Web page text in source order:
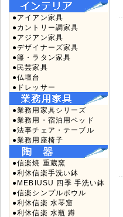
●アイアン家具
●カントリー調家具
●アジアン家具
●デザイナーズ家具
●籐・ラタン家具
●民芸家具
●仏壇台
●ドレッサー
●業務用家具シリーズ
●業務用・宿泊用ベッド
●法事チェア・テーブル
●業務用座椅子
●信楽焼 重蔵窯
●利休信楽手洗い鉢
●MEBIUSU 四季 手洗い鉢
●信楽シンプルボウル
●利休信楽 水琴窟
●利休信楽 水瓶 蹲